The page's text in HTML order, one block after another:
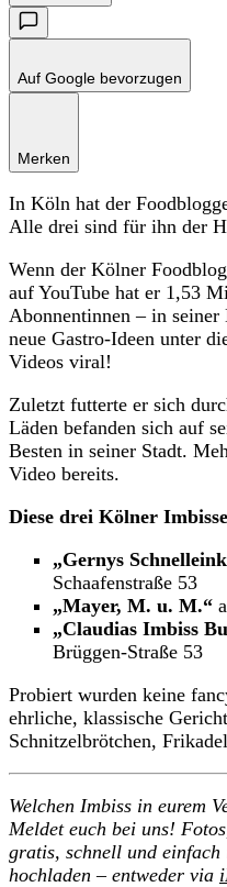
Auf Google bevorzugen
Merken
In Köln hat der
Alle drei sind für ihn der
Wenn der Kölner
auf YouTube hat er 1,53
Abonnentinnen – in seiner
neue Gastro-Ideen unter
Videos viral!
Zuletzt futterte er sich
Läden befanden sich auf
Besten in seiner Stadt.
Video bereits.
Diese drei Kölner
„Gernys
Schaafenstraße 53
„Mayer, M. u. M.“
„Claudias Imbiss
Brüggen-Straße 53
Probiert wurden keine
ehrliche, klassische
Schnitzelbrötchen,
Welchen Imbiss in eurem
Meldet euch bei uns!
gratis, schnell und einfach
hochladen – entweder via